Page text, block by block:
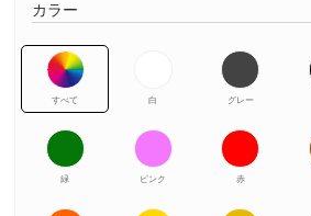
カラー
すべて 白 グレー
緑 ピンク 赤